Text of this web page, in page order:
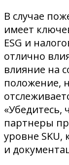
В случае
имеет
ESG и
отлично
влияние на
положение,
партнеры
уровне
и